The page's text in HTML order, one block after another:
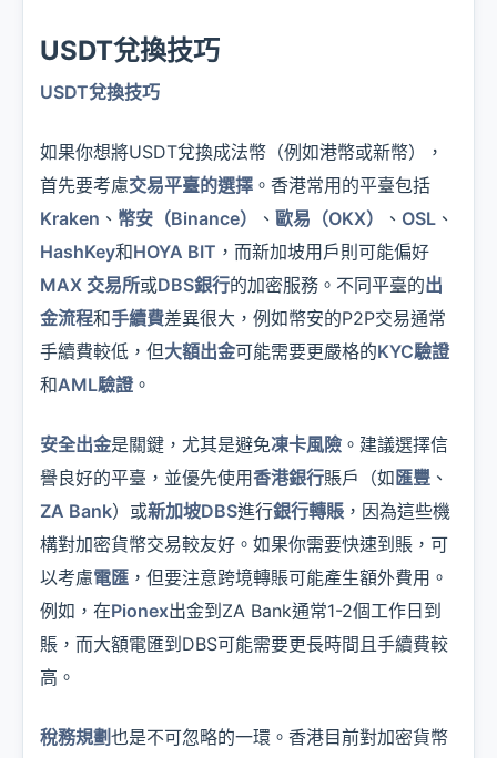
USDT兌換技巧
USDT兌換技巧
如果你想將USDT兌換成法幣（例如港幣或新幣），
首先要考慮交易平臺的選擇 。香港常用的平臺包括
Kraken 、 幣安（Binance） 、 歐易（OKX） 、 OSL 、
HashKey和HOYA BIT ，而新加坡用戶則可能偏好
MAX 交易所或DBS銀行的加密服務。不同平臺的出
金流程和手續費差異很大，例如幣安的P2P交易通常
手續費較低，但大額出金可能需要更嚴格的KYC驗證
和AML驗證 。
安全出金是關鍵，尤其是避免凍卡風險 。建議選擇信
譽良好的平臺，並優先使用香港銀行賬戶（如 匯豐 、
ZA Bank）或新加坡DBS進行銀行轉賬 ，因為這些機
構對加密貨幣交易較友好。如果你需要快速到賬，可
以考慮電匯 ，但要注意跨境轉賬可能產生額外費用。
例如，在Pionex出金到ZA Bank通常1-2個工作日到
賬，而大額電匯到DBS可能需要更長時間且手續費較
高。
稅務規劃也是不可忽略的一環。香港目前對加密貨幣